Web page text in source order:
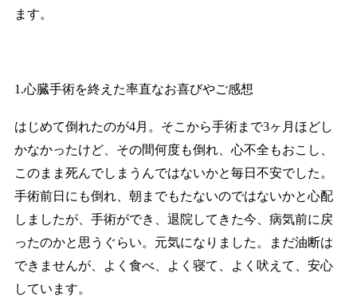
ます。
1.心臓手術を終えた率直なお喜びやご感想
はじめて倒れたのが4月。そこから手術まで3ヶ月ほどし
かなかったけど、その間何度も倒れ、心不全もおこし、
このまま死んでしまうんではないかと毎日不安でした。
手術前日にも倒れ、朝までもたないのではないかと心配
しましたが、手術ができ、退院してきた今、病気前に戻
ったのかと思うぐらい。元気になりました。まだ油断は
できませんが、よく食べ、よく寝て、よく吠えて、安心
しています。